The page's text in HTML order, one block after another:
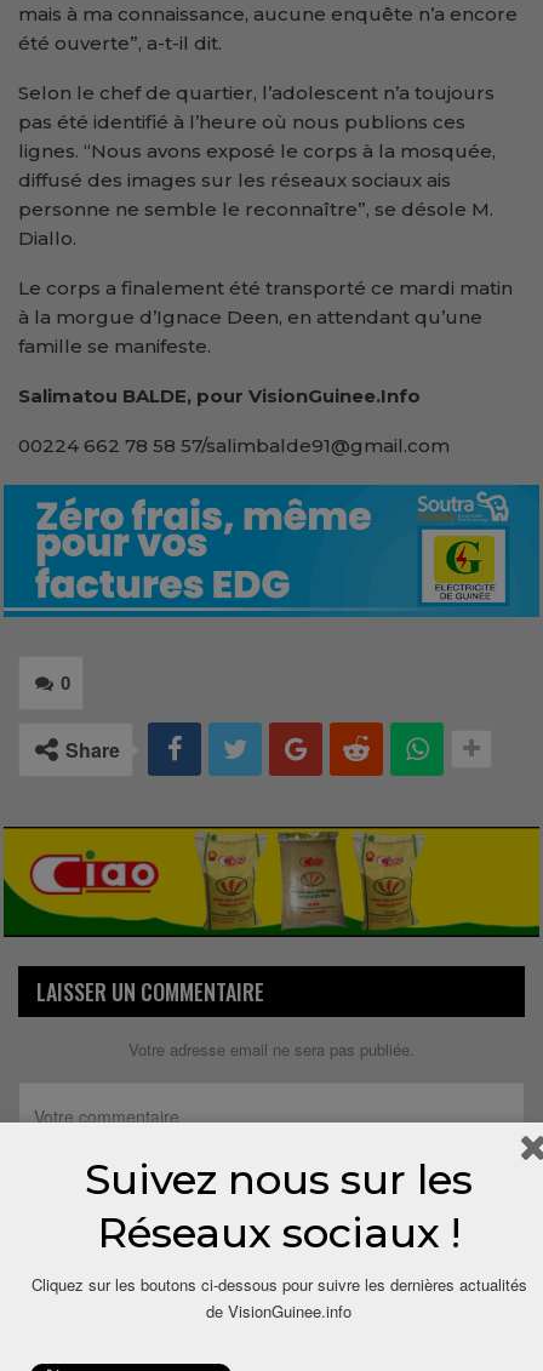
mais à ma connaissance, aucune enquête n’a encore
été ouverte”, a-t-il dit.
Selon le chef de quartier, l’adolescent n’a toujours
pas été identifié à l’heure où nous publions ces
lignes. “Nous avons exposé le corps à la mosquée,
diffusé des images sur les réseaux sociaux ais
personne ne semble le reconnaître”, se désole M.
Diallo.
Le corps a finalement été transporté ce mardi matin
à la morgue d’Ignace Deen, en attendant qu’une
famille se manifeste.
Salimatou BALDE, pour VisionGuinee.Info
00224 662 78 58 57/salimbalde91@gmail.com
0
Share
LAISSER UN COMMENTAIRE
Votre adresse email ne sera pas publiée.
Suivez nous sur les
Réseaux sociaux !
Cliquez sur les boutons ci-dessous pour suivre les dernières actualités
de VisionGuinee.info